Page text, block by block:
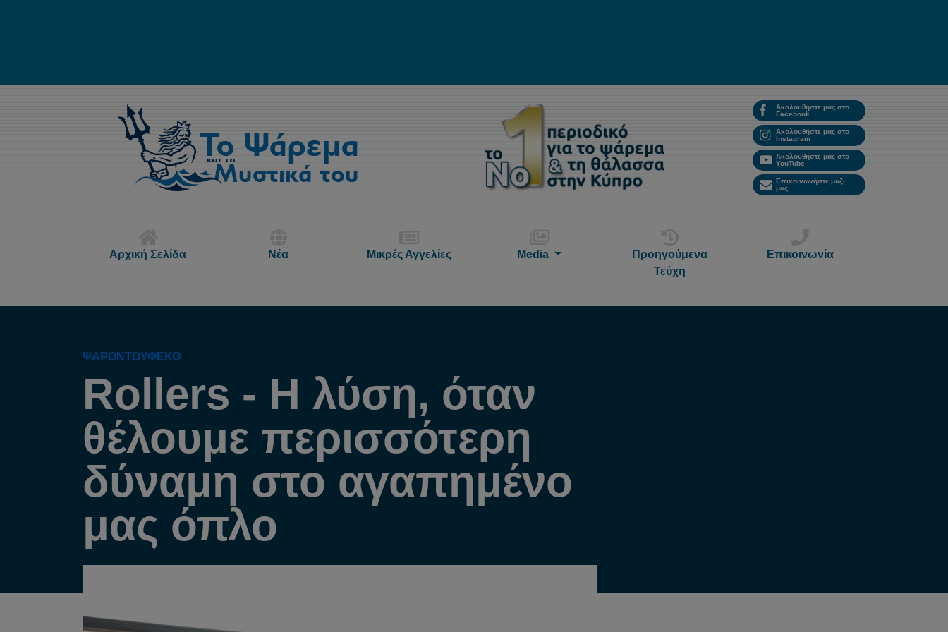
Ακολουθήστε μας στο
Facebook
Ακολουθήστε μας στο
Instagram
Ακολουθήστε μας στο
YouTube
Επικοινωνήστε μαζί
μας
Αρχική Σελίδα Νέα Μικρές Αγγελίες Media
Προηγούμενα
Τεύχη
Επικοινωνία
ΨΑΡΟΝΤΟΥΦΕΚΟ
Rollers - Η λύση, όταν
θέλουμε περισσότερη
δύναμη στο αγαπημένο
μας όπλο